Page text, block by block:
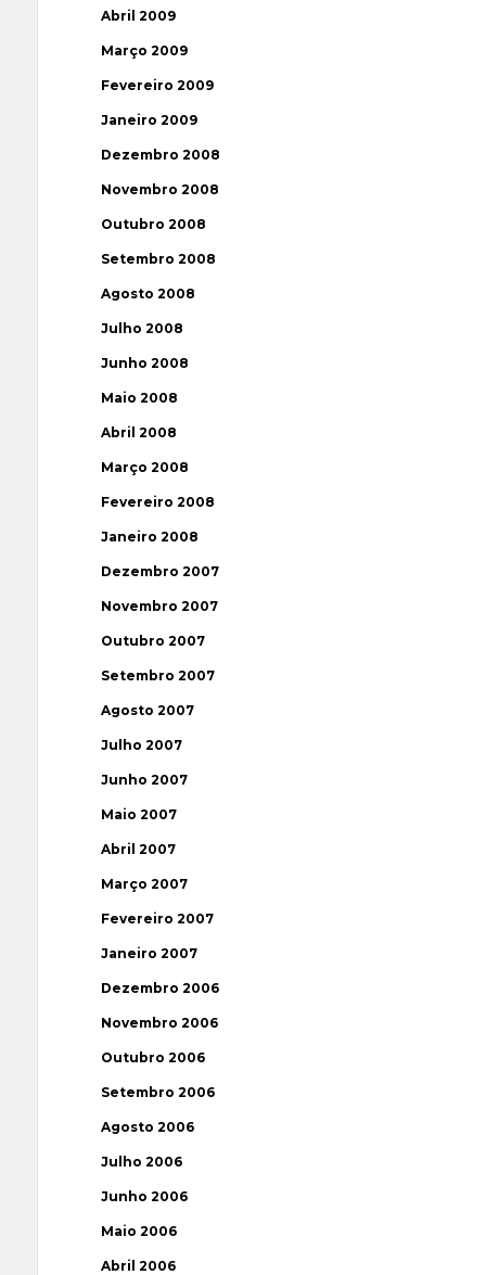
Abril 2009
Março 2009
Fevereiro 2009
Janeiro 2009
Dezembro 2008
Novembro 2008
Outubro 2008
Setembro 2008
Agosto 2008
Julho 2008
Junho 2008
Maio 2008
Abril 2008
Março 2008
Fevereiro 2008
Janeiro 2008
Dezembro 2007
Novembro 2007
Outubro 2007
Setembro 2007
Agosto 2007
Julho 2007
Junho 2007
Maio 2007
Abril 2007
Março 2007
Fevereiro 2007
Janeiro 2007
Dezembro 2006
Novembro 2006
Outubro 2006
Setembro 2006
Agosto 2006
Julho 2006
Junho 2006
Maio 2006
Abril 2006